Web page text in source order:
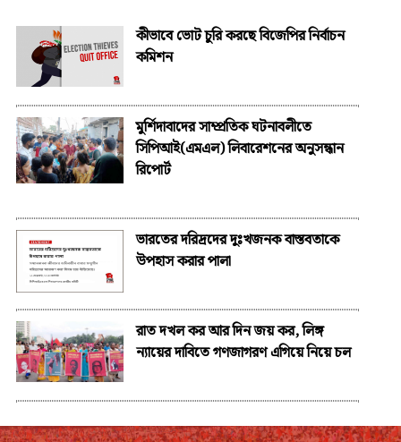
কীভাবে ভোট চুরি করছে বিজেপির নির্বাচন
কমিশন
মুর্শিদাবাদের সাম্প্রতিক ঘটনাবলীতে
সিপিআই(এমএল) লিবারেশনের অনুসন্ধান
রিপোর্ট
ভারতের দরিদ্রদের দুঃখজনক বাস্তবতাকে
উপহাস করার পালা
রাত দখল কর আর দিন জয় কর, লিঙ্গ
ন্যায়ের দাবিতে গণজাগরণ এগিয়ে নিয়ে চল